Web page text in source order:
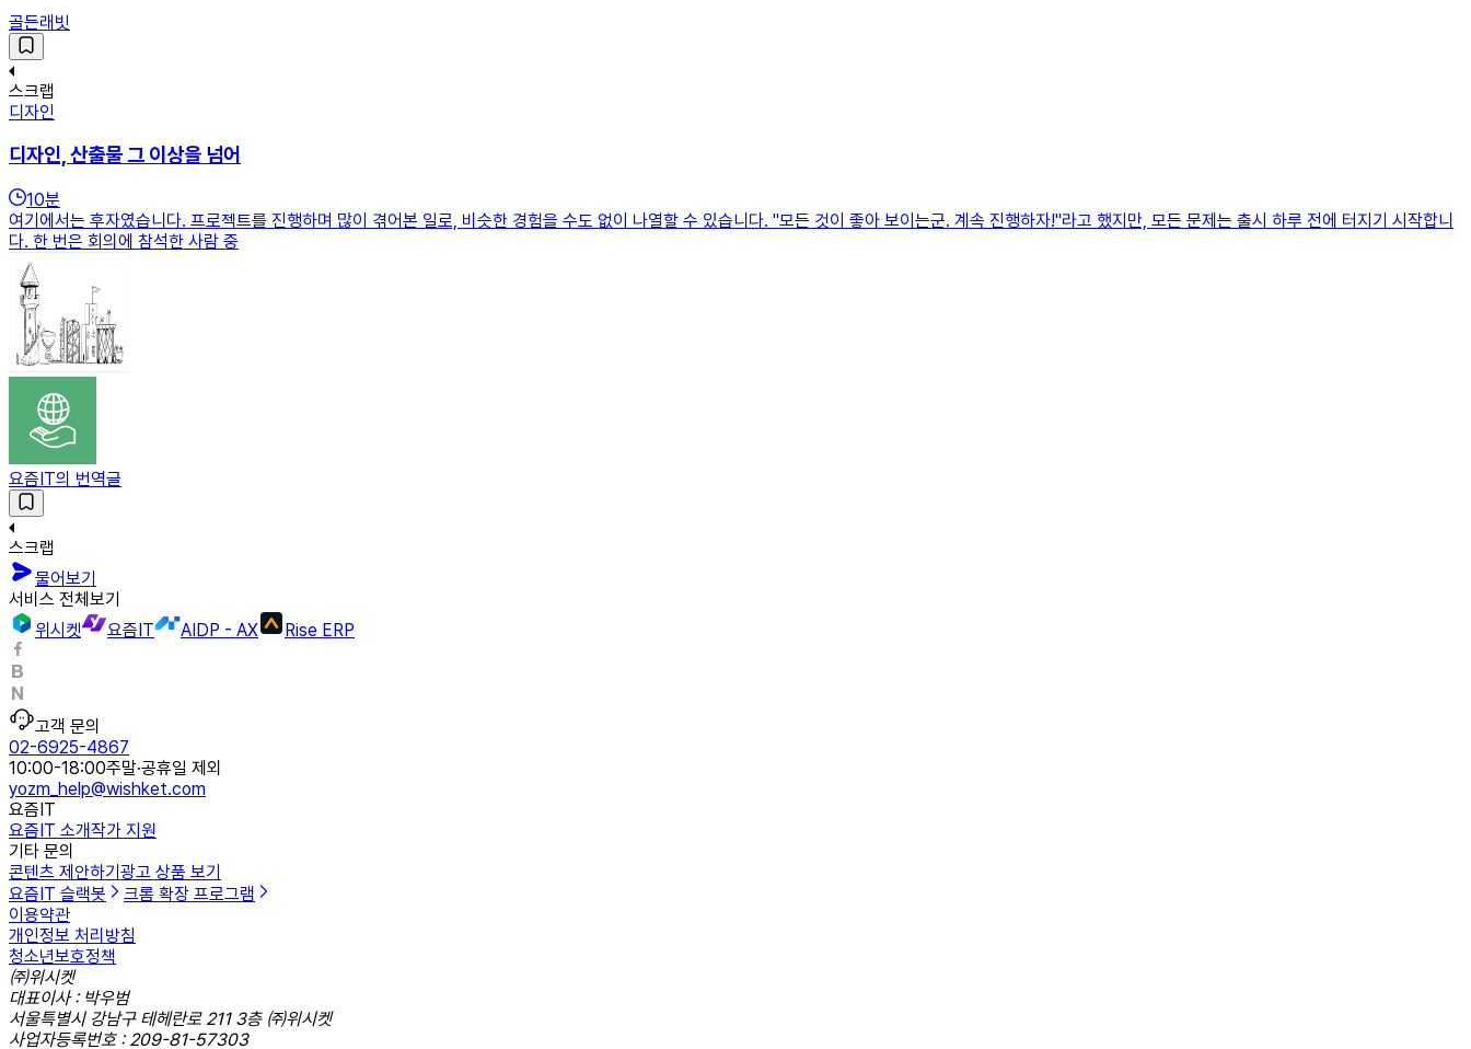
골든래빗
스크랩
디자인
디자인, 산출물 그 이상을 넘어
10분
여기에서는 후자였습니다. 프로젝트를 진행하며 많이 겪어본 일로, 비슷한 경험을 수도 없이 나열할 수 있습니다. "모든 것이 좋아 보이는군. 계속 진행하자!"라고 했지만, 모든 문제는 출시 하루 전에 터지기 시작합니
다. 한 번은 회의에 참석한 사람 중
요즘IT의 번역글
스크랩
물어보기
서비스 전체보기
위시켓
요즘IT AIDP - AX Rise ERP
고객 문의
02-6925-4867
10:00-18:00주말·공휴일 제외
yozm_help@wishket.com
요즘IT
요즘IT 소개작가 지원
기타 문의
콘텐츠 제안하기 광고 상품 보기
요즘IT 슬랙봇
크롬 확장 프로그램
이용약관
개인정보 처리방침
청소년보호정책
㈜위시켓
대표이사 : 박우범
서울특별시 강남구 테헤란로 211 3층 ㈜위시켓
사업자등록번호 : 209-81-57303